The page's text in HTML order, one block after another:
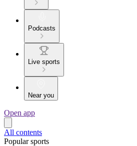
Podcasts
Live sports
Near you
Open app
All contents
Popular sports